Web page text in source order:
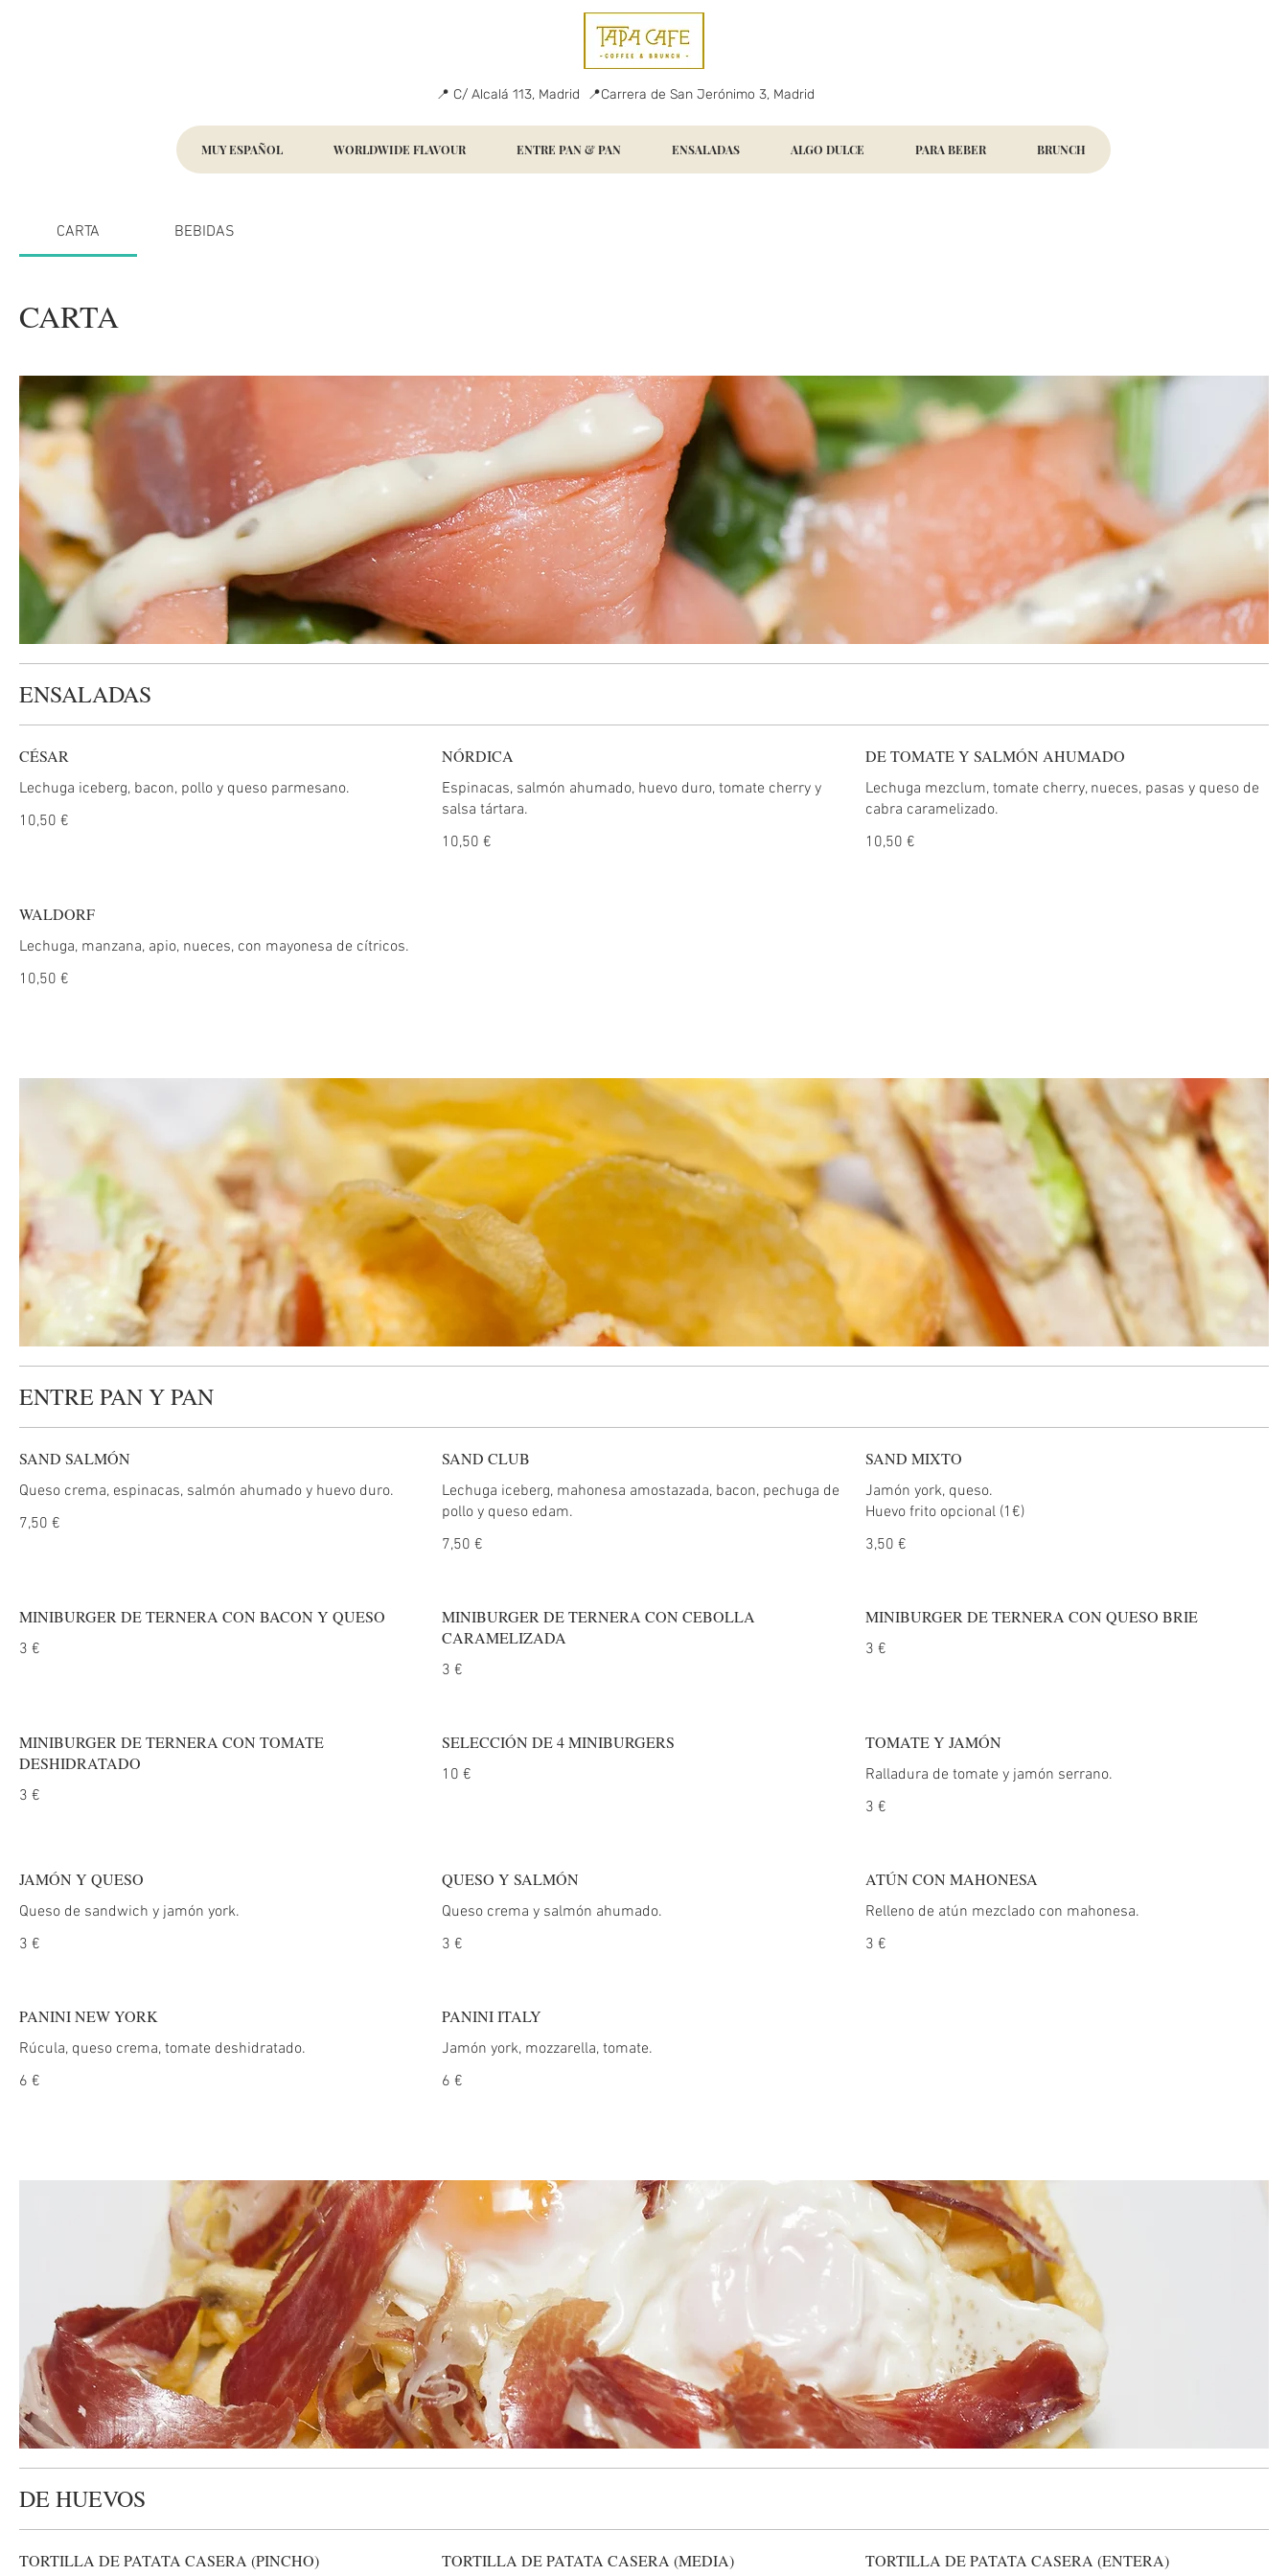
📍 C/ Alcalá 113, Madrid 📍Carrera de San Jerónimo 3, Madrid
MUY ESPAÑOL WORLDWIDE FLAVOUR ENTRE PAN & PAN ENSALADAS ALGO DULCE PARA BEBER BRUNCH
CARTA BEBIDAS
CARTA
ENSALADAS
CÉSAR
Lechuga iceberg, bacon, pollo y queso parmesano.
10,50 €
NÓRDICA
Espinacas, salmón ahumado, huevo duro, tomate cherry y
salsa tártara.
10,50 €
DE TOMATE Y SALMÓN AHUMADO
Lechuga mezclum, tomate cherry, nueces, pasas y queso de
cabra caramelizado.
10,50 €
WALDORF
Lechuga, manzana, apio, nueces, con mayonesa de cítricos.
10,50 €
ENTRE PAN Y PAN
SAND SALMÓN
Queso crema, espinacas, salmón ahumado y huevo duro.
7,50 €
SAND CLUB
Lechuga iceberg, mahonesa amostazada, bacon, pechuga de
pollo y queso edam.
7,50 €
SAND MIXTO
Jamón york, queso.
Huevo frito opcional (1€)
3,50 €
MINIBURGER DE TERNERA CON BACON Y QUESO
3 €
MINIBURGER DE TERNERA CON CEBOLLA
CARAMELIZADA
3 €
MINIBURGER DE TERNERA CON QUESO BRIE
3 €
MINIBURGER DE TERNERA CON TOMATE
DESHIDRATADO
3 €
SELECCIÓN DE 4 MINIBURGERS
10 €
TOMATE Y JAMÓN
Ralladura de tomate y jamón serrano.
3 €
JAMÓN Y QUESO
Queso de sandwich y jamón york.
3 €
QUESO Y SALMÓN
Queso crema y salmón ahumado.
3 €
ATÚN CON MAHONESA
Relleno de atún mezclado con mahonesa.
3 €
PANINI NEW YORK
Rúcula, queso crema, tomate deshidratado.
6 €
PANINI ITALY
Jamón york, mozzarella, tomate.
6 €
DE HUEVOS
TORTILLA DE PATATA CASERA (PINCHO) TORTILLA DE PATATA CASERA (MEDIA) TORTILLA DE PATATA CASERA (ENTERA)